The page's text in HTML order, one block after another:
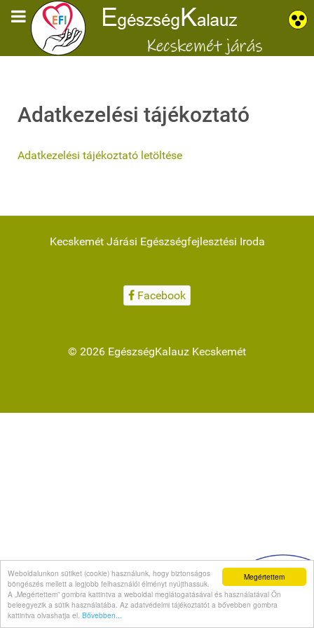
Megértettem
Weboldalunkon sütiket (cookie) használunk, hogy biztonságos
böngészés mellett a legjobb felhasználói élményt nyújthassuk.
A „Megértettem” gombra kattintva a weboldal meglátogatásával és használatával Ön
beleegyezik a sütik használatába. Az adatvédelmi tájékoztatót a bővebben gombra
kattintva olvashatja el. Bővebben...
Adatkezelési tájékoztató
Adatkezelési tájékoztató letöltése
Kecskemét Járási Egészségfejlesztési Iroda
Facebook
© 2026 EgészségKalauz Kecskemét